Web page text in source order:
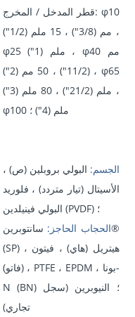
قطر المدخل / المخرج: φ10
مم (3/8") ، 15 ملم (1/2") ،
φ25 ملم (1") ، φ40 مم
(11/2") ، 50 مم (2") ، φ65
ملم (21/2") ، 80 ملم (3") ،
φ100 ملم (4") ؛
الجسم: البولي بروبلين (ص) ،
الأسيتال (تيار متردد) ، فلوريد
البولي فينيلدين (PVDF) ؛
الحجاب الحاجز: سانتوبرين®
(SP) ، هيتريل (هاي) ، فيتون
(فاتو) ، PTFE ، EPDM ، بونا-
N (BN) ؛ النيوبرين (سجل
تجاري)